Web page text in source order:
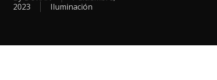
2023
Iluminación